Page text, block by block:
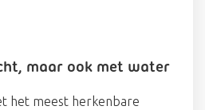
maar ook met water
het meest herkenbare